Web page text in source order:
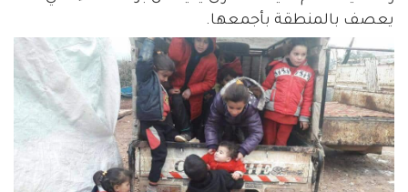
يعصف بالمنطقة بأجمعها.